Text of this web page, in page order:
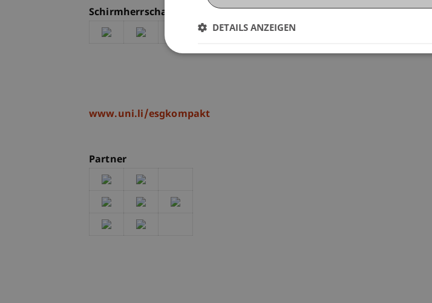
Schirmherrschaft dieser Veranstaltung
www.uni.li/esgkompakt
Partner
DETAILS ANZEIGEN